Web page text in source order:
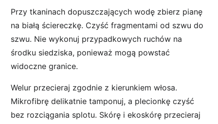
Przy tkaninach dopuszczających wodę zbierz pianę
na białą ściereczkę. Czyść fragmentami od szwu do
szwu. Nie wykonuj przypadkowych ruchów na
środku siedziska, ponieważ mogą powstać
widoczne granice.
Welur przecieraj zgodnie z kierunkiem włosa.
Mikrofibrę delikatnie tamponuj, a plecionkę czyść
bez rozciągania splotu. Skórę i ekoskórę przecieraj